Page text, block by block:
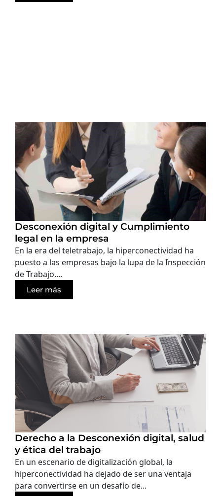
Desconexión digital y Cumplimiento
legal en la empresa
En la era del teletrabajo, la hiperconectividad ha
puesto a las empresas bajo la lupa de la Inspección
de Trabajo....
Leer más
Derecho a la Desconexión digital, salud
y ética del trabajo
En un escenario de digitalización global, la
hiperconectividad ha dejado de ser una ventaja
para convertirse en un desafío de...